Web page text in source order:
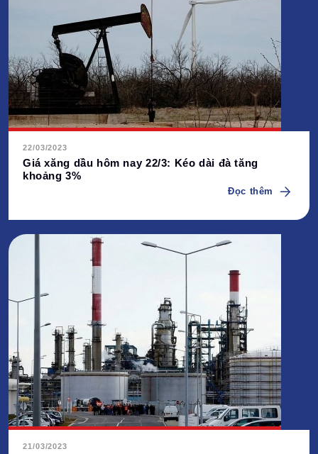
22/03/2023
Giá xăng dầu hôm nay 22/3: Kéo dài đà tăng
khoảng 3%
Đọc thêm
21/03/2023